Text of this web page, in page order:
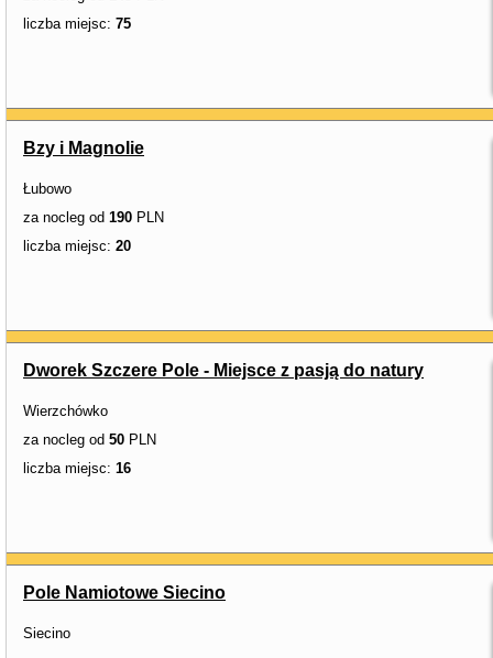
liczba miejsc: 75
Bzy i Magnolie
Łubowo
za nocleg od 190 PLN
liczba miejsc: 20
Dworek Szczere Pole - Miejsce z pasją do natury
Wierzchówko
za nocleg od 50 PLN
liczba miejsc: 16
Pole Namiotowe Siecino
Siecino